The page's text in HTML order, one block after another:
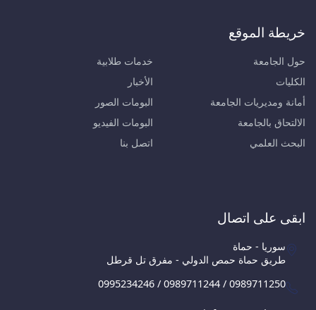
خريطة الموقع
حول الجامعة
الكليات
أمانة ومديريات الجامعة
الالتحاق بالجامعة
البحث العلمي
خدمات طلابية
الأخبار
البومات الصور
البومات الفيديو
اتصل بنا
ابقى على اتصال
سوريا - حماة
طريق حماة حمص الدولي - مفرق تل قرطل
0995234246 / 0989711244 / 0989711250